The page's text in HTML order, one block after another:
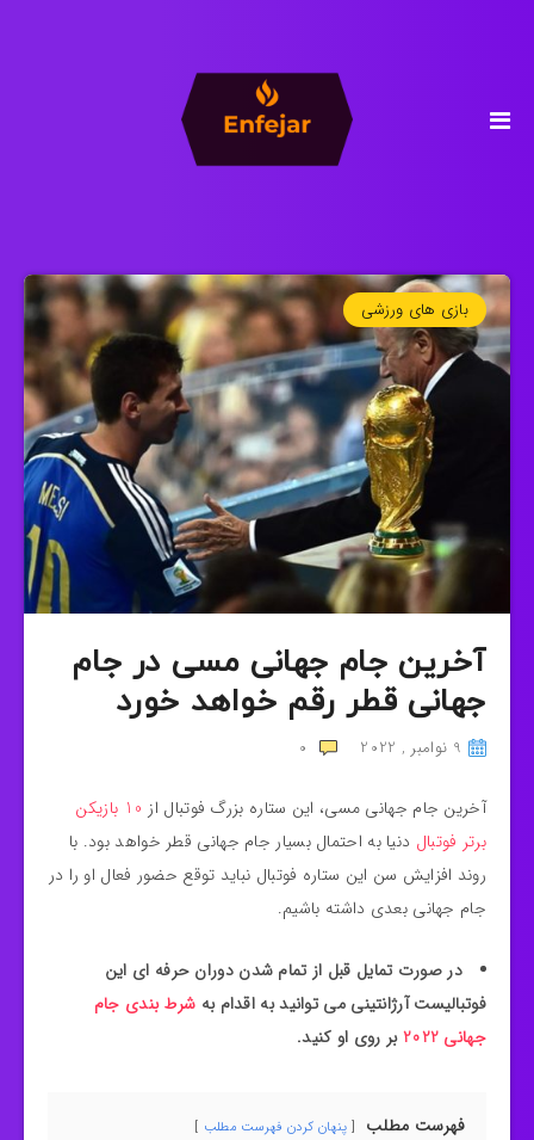
بازی های ورزشی
آخرین جام جهانی مسی در جام
جهانی قطر رقم خواهد خورد
9 نوامبر , 2022 0
آخرین جام جهانی مسی، این ستاره بزرگ فوتبال از
10 بازیکن
برتر فوتبال دنیا به احتمال بسیار جام جهانی قطر خواهد بود. با
روند افزایش سن این ستاره فوتبال نباید توقع حضور فعال او را در
جام جهانی بعدی داشته باشیم.
در صورت تمایل قبل از تمام شدن دوران حرفه ای این
فوتبالیست آرژانتینی می توانید به اقدام به شرط بندی جام
جهانی 2022
بر روی او کنید.
فهرست مطلب پنهان کردن فهرست مطلب